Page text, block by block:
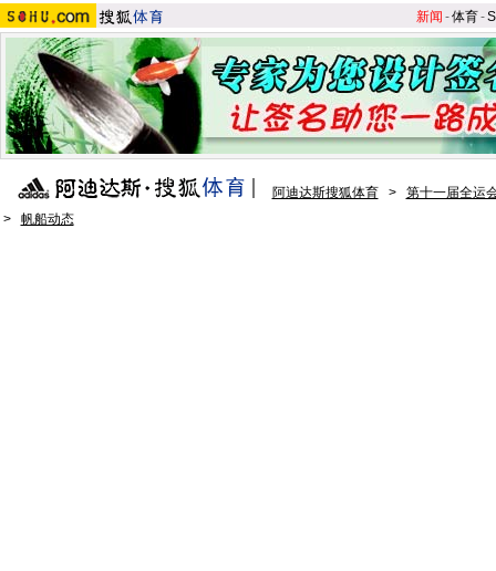
新闻 -体育-S
阿迪达斯搜狐体育 >
第十一届全运
>
帆船动态